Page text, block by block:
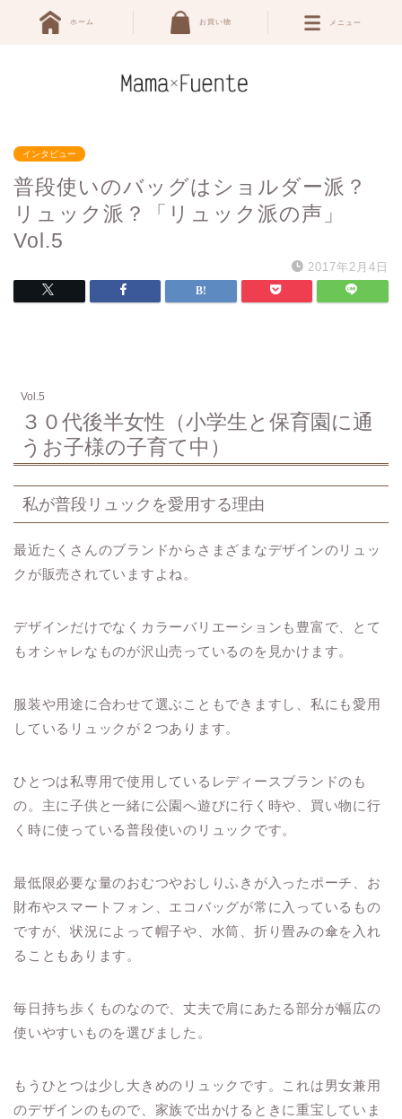
メニュー
ホーム お買い物
インタビュー
普段使いのバッグはショルダー派？
リュック派？「リュック派の声」
Vol.5
2017年2月4日
Vol.5
３０代後半女性（小学生と保育園に通
うお子様の子育て中）
私が普段リュックを愛用する理由
最近たくさんのブランドからさまざまなデザインのリュッ
クが販売されていますよね。
デザインだけでなくカラーバリエーションも豊富で、とて
もオシャレなものが沢山売っているのを見かけます。
服装や用途に合わせて選ぶこともできますし、私にも愛用
しているリュックが２つあります。
ひとつは私専用で使用しているレディースブランドのも
の。主に子供と一緒に公園へ遊びに行く時や、買い物に行
く時に使っている普段使いのリュックです。
最低限必要な量のおむつやおしりふきが入ったポーチ、お
財布やスマートフォン、エコバッグが常に入っているもの
ですが、状況によって帽子や、水筒、折り畳みの傘を入れ
ることもあります。
毎日持ち歩くものなので、丈夫で肩にあたる部分が幅広の
使いやすいものを選びました。
もうひとつは少し大きめのリュックです。これは男女兼用
のデザインのもので、家族で出かけるときに重宝していま